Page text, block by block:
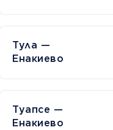
Тула —
Енакиево
Туапсе —
Енакиево